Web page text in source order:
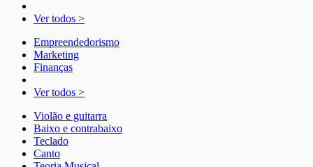
Ver todos >
Empreendedorismo
Marketing
Finanças
Ver todos >
Violão e guitarra
Baixo e contrabaixo
Teclado
Canto